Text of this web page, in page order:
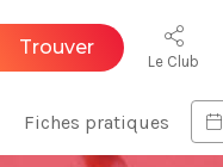
Trouver
Le Club
Fiches pratiques